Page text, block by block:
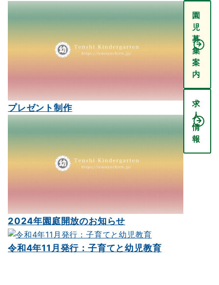
プレゼント制作
2024年園庭開放のお知らせ
令和4年11月発行：子育てと幼児教育
園
児
募
集
案
内
求
人
情
報